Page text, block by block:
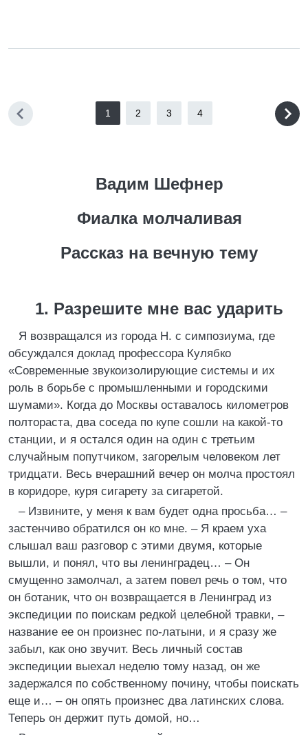
1 2 3 4
Вадим Шефнер
Фиалка молчаливая
Рассказ на вечную тему
1. Разрешите мне вас ударить
Я возвращался из города Н. с симпозиума, где
обсуждался доклад профессора Кулябко
«Современные звукоизолирующие системы и их
роль в борьбе с промышленными и городскими
шумами». Когда до Москвы оставалось километров
полтораста, два соседа по купе сошли на какой-то
станции, и я остался один на один с третьим
случайным попутчиком, загорелым человеком лет
тридцати. Весь вчерашний вечер он молча простоял
в коридоре, куря сигарету за сигаретой.
– Извините, у меня к вам будет одна просьба… –
застенчиво обратился он ко мне. – Я краем уха
слышал ваш разговор с этими двумя, которые
вышли, и понял, что вы ленинградец… – Он
смущенно замолчал, а затем повел речь о том, что
он ботаник, что он возвращается в Ленинград из
экспедиции по поискам редкой целебной травки, –
название ее он произнес по-латыни, и я сразу же
забыл, как оно звучит. Весь личный состав
экспедиции выехал неделю тому назад, он же
задержался по собственному почину, чтобы поискать
еще и… – он опять произнес два латинских слова.
Теперь он держит путь домой, но…